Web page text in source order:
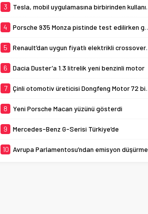
3 Tesla, mobil uygulamasına birbirinden kullanışlı 3 yeni özellik ekledi
4 Porsche 935 Monza pistinde test edilirken görüldü
5 Renault’dan uygun fiyatlı elektrikli crossover: Renault K-ZE
6 Dacia Duster’a 1.3 litrelik yeni benzinli motor
7 Çinli otomotiv üreticisi Dongfeng Motor 72 bin aracı geri çağırıyor
8 Yeni Porsche Macan yüzünü gösterdi
9 Mercedes-Benz G-Serisi Türkiye’de
10 Avrupa Parlamentosu’ndan emisyon düşürme adımı